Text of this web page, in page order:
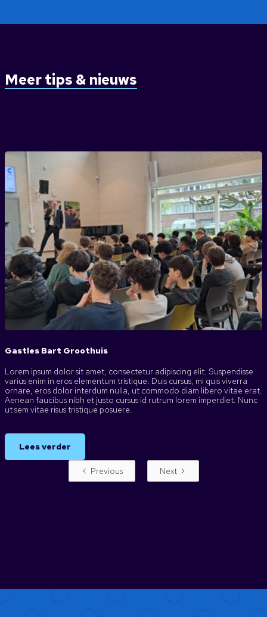
Meer tips & nieuws
Gastles Bart Groothuis
Lorem ipsum dolor sit amet, consectetur adipiscing elit. Suspendisse
varius enim in eros elementum tristique. Duis cursus, mi quis viverra
ornare, eros dolor interdum nulla, ut commodo diam libero vitae erat.
Aenean faucibus nibh et justo cursus id rutrum lorem imperdiet. Nunc
ut sem vitae risus tristique posuere.
Lees verder
Previous Next